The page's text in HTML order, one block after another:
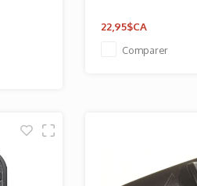
22,95$CA
Comparer